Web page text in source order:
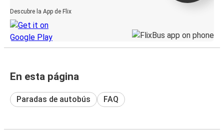
Descubre la App de Flix
En esta página
Paradas de autobús FAQ